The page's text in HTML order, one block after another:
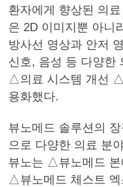
환자에게 향상된 의
은 2D 이미지뿐 아니
방사선 영상과 안저
신호, 음성 등 다양한
△의료 시스템 개선
용화했다.
뷰노메드 솔루션의
으로 다양한 의료 분
뷰노는 △뷰노메드
△뷰노메드 체스트